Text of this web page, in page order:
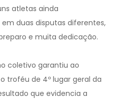
atletas ainda
duas disputas diferentes,
e muita dedicação.
coletivo garantiu ao
troféu de 4º lugar geral da
que evidencia a